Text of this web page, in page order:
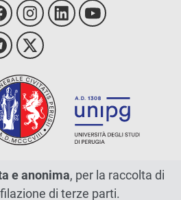
e anonima, per la raccolta di
di terze parti.